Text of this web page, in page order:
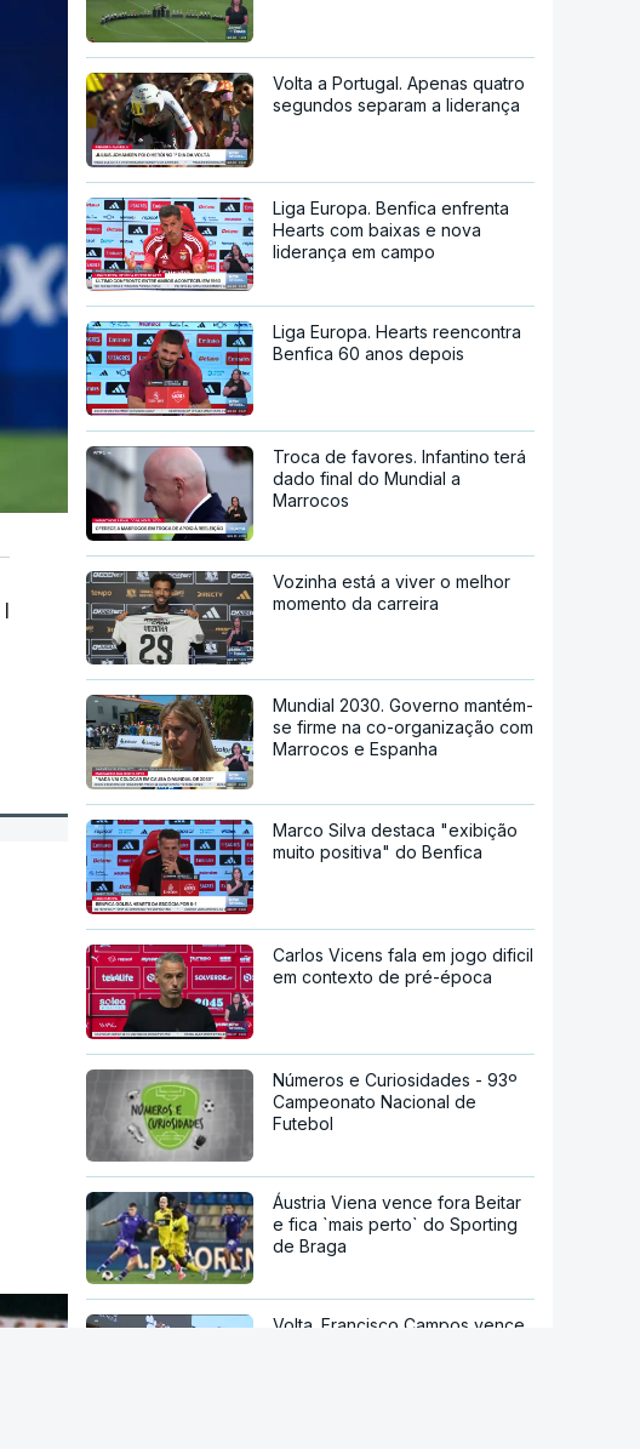
Volta a Portugal. Apenas quatro
segundos separam a liderança
Liga Europa. Benfica enfrenta
Hearts com baixas e nova
liderança em campo
Liga Europa. Hearts reencontra
Benfica 60 anos depois
Troca de favores. Infantino terá
dado final do Mundial a
Marrocos
Vozinha está a viver o melhor
momento da carreira
Mundial 2030. Governo mantém-
se firme na co-organização com
Marrocos e Espanha
Marco Silva destaca "exibição
muito positiva" do Benfica
Carlos Vicens fala em jogo dificil
em contexto de pré-época
Números e Curiosidades - 93º
Campeonato Nacional de
Futebol
Áustria Viena vence fora Beitar
e fica `mais perto` do Sporting
de Braga
Volta. Francisco Campos vence